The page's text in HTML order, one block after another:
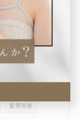
め くせ毛
ート ボブ
髪質改善